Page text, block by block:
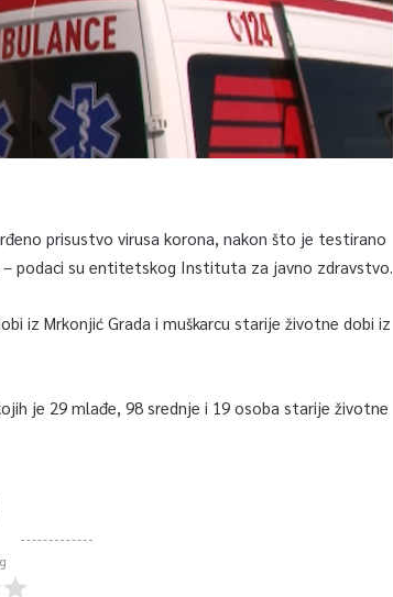
prisustvo virusa korona, nakon što je testirano
podaci su entitetskog Instituta za javno zdravstvo.
iz Mrkonjić Grada i muškarcu starije životne dobi iz
je 29 mlađe, 98 srednje i 19 osoba starije životne